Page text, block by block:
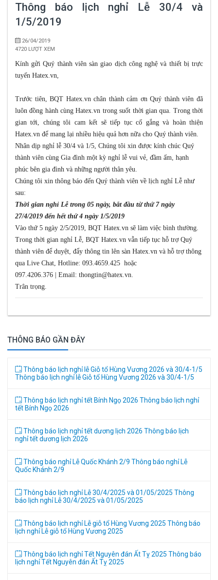
Thông báo lịch nghỉ Lễ 30/4 và
1/5/2019
26/04/2019
4720 LƯỢT XEM
Kính gửi Quý thành viên sàn giao dịch công nghệ và thiết bị trực
tuyến Hatex.vn,
Trước tiên, BQT Hatex.vn chân thành cảm ơn Quý thành viên đã
luôn đồng hành cùng Hatex.vn trong suốt thời gian qua. Trong thời
gian tới, chúng tôi cam kết sẽ tiếp tục cố gắng và hoàn thiện
Hatex.vn để mang lại nhiều hiệu quả hơn nữa cho Quý thành viên.
Nhân dịp nghỉ lễ 30/4 và 1/5, Chúng tôi xin được kính chúc Quý
thành viên cùng Gia đình một kỳ nghỉ lễ vui vẻ, đầm ấm, hạnh
phúc bên gia đình và những người thân yêu.
Chúng tôi xin thông báo đến Quý thành viên về lịch nghỉ Lễ như
sau:
Thời gian nghỉ Lễ trong 05 ngày, bắt đầu từ thứ 7 ngày
27/4/2019 đến hết thứ 4 ngày 1/5/2019
Vào thứ 5 ngày 2/5/2019, BQT Hatex.vn sẽ làm việc bình thường.
Trong thời gian nghỉ Lễ, BQT Hatex.vn vẫn tiếp tục hỗ trợ Quý
thành viên để duyệt, đẩy thông tin lên sàn Hatex.vn và hỗ trợ thông
qua Live Chat, Hotline: 093.4659.425 hoặc
097.4206.376 | Email: thongtin@hatex.vn.
Trân trọng.
THÔNG BÁO GẦN ĐÂY
Thông báo lịch nghỉ lễ Giỗ tổ Hùng Vương 2026 và 30/4-1/5
Thông báo lịch nghỉ lễ Giỗ tổ Hùng Vương 2026 và 30/4-1/5
Thông báo lịch nghỉ tết Bính Ngọ 2026 Thông báo lịch nghỉ
tết Bính Ngọ 2026
Thông báo lịch nghỉ tết dương lịch 2026 Thông báo lịch
nghỉ tết dương lịch 2026
Thông báo nghỉ Lễ Quốc Khánh 2/9 Thông báo nghỉ Lễ
Quốc Khánh 2/9
Thông báo lịch nghỉ Lễ 30/4/2025 và 01/05/2025 Thông
báo lịch nghỉ Lễ 30/4/2025 và 01/05/2025
Thông báo lịch nghỉ Lễ giỗ tổ Hùng Vương 2025 Thông báo
lịch nghỉ Lễ giỗ tổ Hùng Vương 2025
Thông báo lịch nghỉ Tết Nguyên đán Ất Tỵ 2025 Thông báo
lịch nghỉ Tết Nguyên đán Ất Tỵ 2025